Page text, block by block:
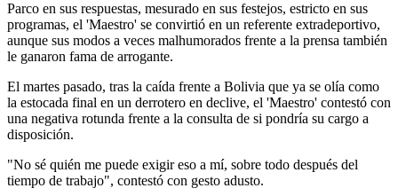
Parco en sus respuestas, mesurado en sus festejos, estricto en sus
programas, el 'Maestro' se convirtió en un referente extradeportivo,
aunque sus modos a veces malhumorados frente a la prensa también
le ganaron fama de arrogante.
El martes pasado, tras la caída frente a Bolivia que ya se olía como
la estocada final en un derrotero en declive, el 'Maestro' contestó con
una negativa rotunda frente a la consulta de si pondría su cargo a
disposición.
"No sé quién me puede exigir eso a mí, sobre todo después del
tiempo de trabajo", contestó con gesto adusto.